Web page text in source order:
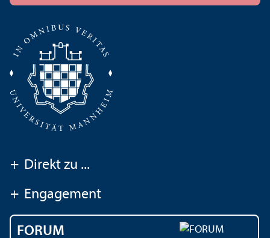
+ Direkt zu ...
+ Engagement
FORUM